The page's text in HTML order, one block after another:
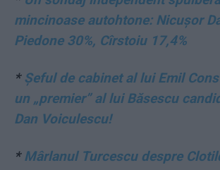
mincinoase autohtone: Nicușor
Piedone 30%, Cîrstoiu 17,4%
* Șeful de cabinet al lui Emil
un „premier” al lui Băsescu
Dan Voiculescu!
*Mârlanul Turcescu despre